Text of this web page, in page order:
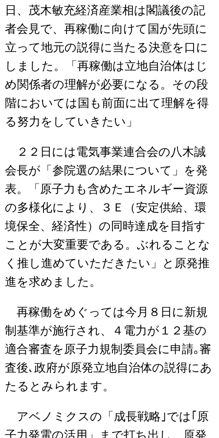
日、茂木敏充経済産業相は閣議後の記
者会見で、再稼働に向けて国が先頭に
立って地元の説得に当たる決意を口に
しました。「再稼働は立地自治体はじ
め関係者の理解が必要になる。その段
階においては国も前面に出て理解を得
る努力をしていきたい」
２２日には電気事業連合会の八木誠
会長が「参院選の結果について」を発
表。「原子力も含めたエネルギー資源
の多様化により、３Ｅ（安定供給、環
境保全、経済性）の同時達成を目指す
ことが大変重要である。ぶれることな
く推し進めていただきたい」と原発推
進を求めました。
再稼働をめぐっては今月８日に新規
制基準が施行され、４電力が１２基の
適合審査を原子力規制委員会に申請｡審
査後､政府が原発立地自治体の説得にあ
たるとみられます。
アベノミクスの「成長戦略｣では｢原
子力発電の活用」まで打ち出し、原発